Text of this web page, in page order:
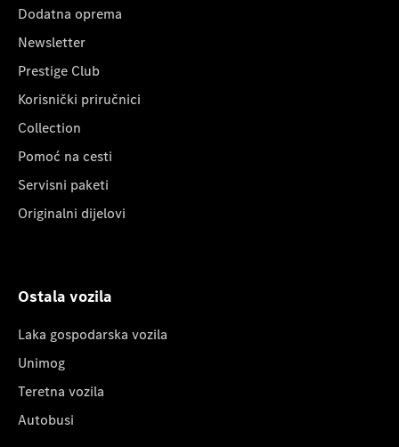
Dodatna oprema
Newsletter
Prestige Club
Korisnički priručnici
Collection
Pomoć na cesti
Servisni paketi
Originalni dijelovi
Ostala vozila
Laka gospodarska vozila
Unimog
Teretna vozila
Autobusi